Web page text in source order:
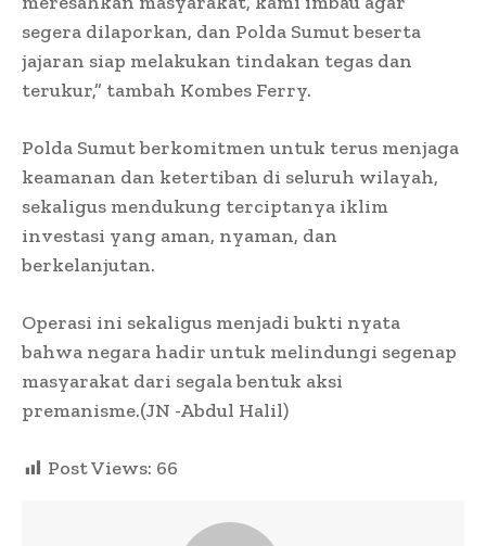
segera dilaporkan, dan Polda Sumut beserta
jajaran siap melakukan tindakan tegas dan
terukur,” tambah Kombes Ferry.
Polda Sumut berkomitmen untuk terus menjaga
keamanan dan ketertiban di seluruh wilayah,
sekaligus mendukung terciptanya iklim
investasi yang aman, nyaman, dan
berkelanjutan.
Operasi ini sekaligus menjadi bukti nyata
bahwa negara hadir untuk melindungi segenap
masyarakat dari segala bentuk aksi
premanisme.(JN -Abdul Halil)
Post Views: 66